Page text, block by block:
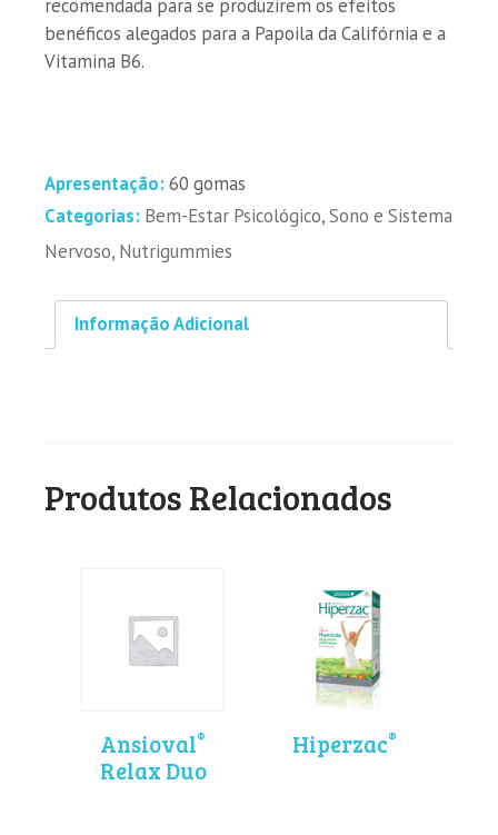
recomendada para se produzirem os efeitos
benéficos alegados para a Papoila da Califórnia e a
Vitamina B6.
Apresentação:60 gomas
Categorias: Bem-Estar Psicológico, Sono e Sistema
Nervoso, Nutrigummies
Informação Adicional
Produtos Relacionados
Ansioval®
Relax Duo
Hiperzac®